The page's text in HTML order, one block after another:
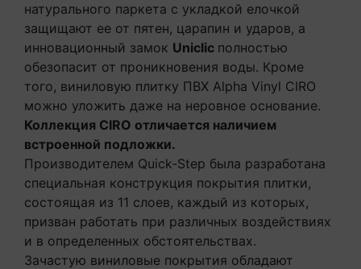
натурального паркета с укладкой елочкой
защищают ее от пятен, царапин и ударов, а
инновационный замок Uniclic полностью
обезопасит от проникновения воды. Кроме
того, виниловую плитку ПВХ Alpha Vinyl CIRO
можно уложить даже на неровное основание.
Коллекция CIRO отличается наличием
встроенной подложки.
Производителем Quick-Step была разработана
специальная конструкция покрытия плитки,
состоящая из 11 слоев, каждый из которых,
призван работать при различных воздействиях
и в определенных обстоятельствах.
Зачастую виниловые покрытия обладают